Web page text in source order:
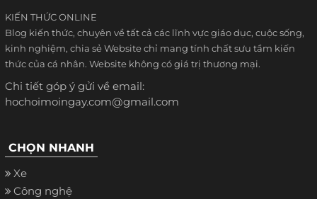
KIẾN THỨC ONLINE
Blog kiến thức, chuyên về tất cả các lĩnh vực giáo dục, cuộc sống,
kinh nghiệm, chia sẻ Website chỉ mang tính chất sưu tầm kiến
thức của cá nhân. Website không có giá trị thương mại.
Chi tiết góp ý gửi về email:
hochoimoingay.com@gmail.com
CHỌN NHANH
Xe
Công nghệ